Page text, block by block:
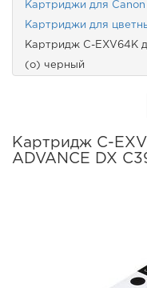
Картриджи для Canon
Картриджи для
Картридж C-EXV64K
(o) черный
Картридж C-
ADVANCE DX